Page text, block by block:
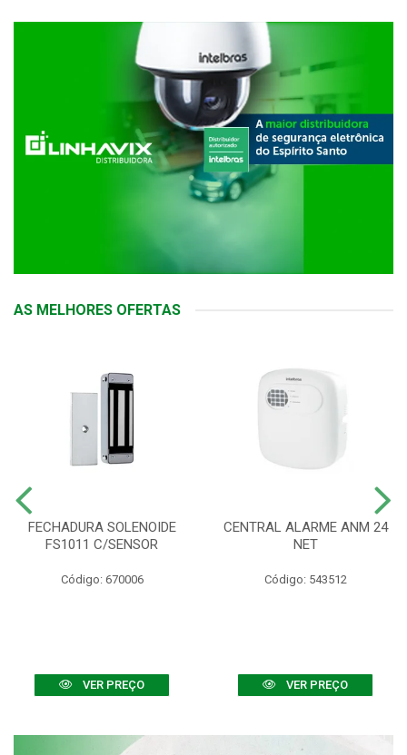
AS MELHORES OFERTAS
FECHADURA SOLENOIDE
FS1011 C/SENSOR
Código: 670006
VER PREÇO
CENTRAL ALARME ANM 24
NET
Código: 543512
VER PREÇO